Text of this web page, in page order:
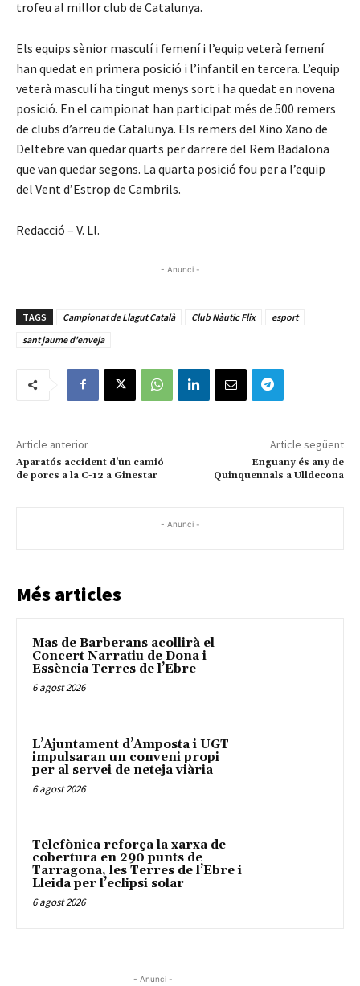
trofeu al millor club de Catalunya.
Els equips sènior masculí i femení i l’equip veterà femení
han quedat en primera posició i l’infantil en tercera. L’equip
veterà masculí ha tingut menys sort i ha quedat en novena
posició. En el campionat han participat més de 500 remers
de clubs d’arreu de Catalunya. Els remers del Xino Xano de
Deltebre van quedar quarts per darrere del Rem Badalona
que van quedar segons. La quarta posició fou per a l’equip
del Vent d’Estrop de Cambrils.
Redacció – V. Ll.
- Anunci -
TAGS Campionat de Llagut Català Club Nàutic Flix
esport
sant jaume d'enveja
Article anterior
Aparatós accident d’un camió
de porcs a la C-12 a Ginestar
Article següent
Enguany és any de
Quinquennals a Ulldecona
- Anunci -
Més articles
Mas de Barberans acollirà el
Concert Narratiu de Dona i
Essència Terres de l’Ebre
6 agost 2026
L’Ajuntament d’Amposta i UGT
impulsaran un conveni propi
per al servei de neteja viària
6 agost 2026
Telefònica reforça la xarxa de
cobertura en 290 punts de
Tarragona, les Terres de l’Ebre i
Lleida per l’eclipsi solar
6 agost 2026
- Anunci -